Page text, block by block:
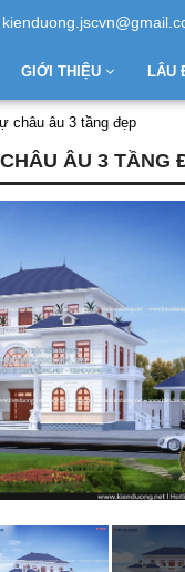
GIỚI THIỆU LÂU
châu âu 3 tầng đẹp
ÂU 3 TẦNG